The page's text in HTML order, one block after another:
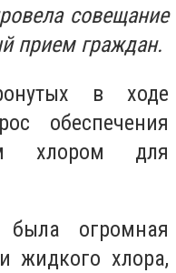
совещание
прием граждан.
в ходе
обеспечения
хлором для
огромная
жидкого хлора,